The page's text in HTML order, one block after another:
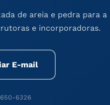
de areia e pedra para a
e incorporadoras.
E-mail
6326